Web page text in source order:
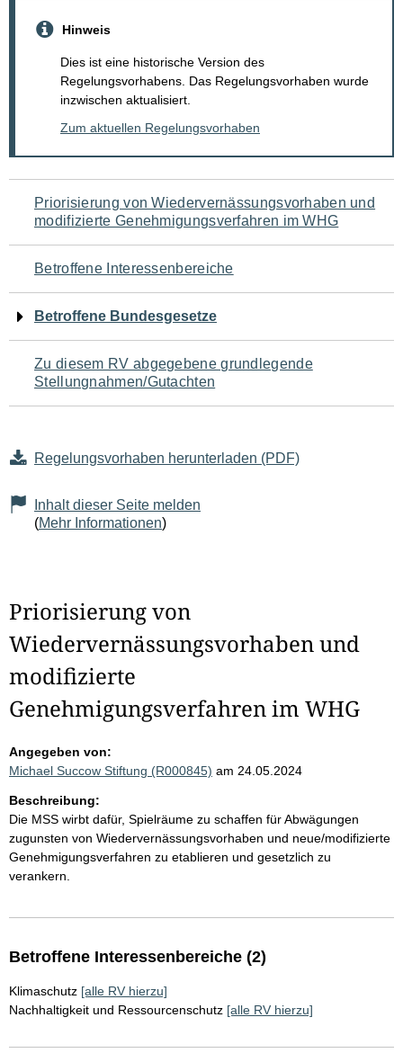
Hinweis
Dies ist eine historische Version des
Regelungsvorhabens. Das Regelungsvorhaben wurde
inzwischen aktualisiert.
Zum aktuellen Regelungsvorhaben
Navigation
für
den
Seiteninhalt
Priorisierung von Wiedervernässungsvorhaben und
modifizierte Genehmigungsverfahren im WHG
Betroffene Interessenbereiche
Betroffene Bundesgesetze
Zu diesem RV abgegebene grundlegende
Stellungnahmen/Gutachten
Regelungsvorhaben herunterladen (PDF)
Inhalt dieser Seite melden
(Mehr Informationen)
Priorisierung von
Wiedervernässungsvorhaben und
modifizierte
Genehmigungsverfahren im WHG
Angegeben von:
Michael Succow Stiftung (R000845) am 24.05.2024
Beschreibung:
Die MSS wirbt dafür, Spielräume zu schaffen für Abwägungen
zugunsten von Wiedervernässungsvorhaben und neue/modifizierte
Genehmigungsverfahren zu etablieren und gesetzlich zu
verankern.
Betroffene Interessenbereiche (2)
Klimaschutz [alle RV hierzu]
Nachhaltigkeit und Ressourcenschutz [alle RV hierzu]